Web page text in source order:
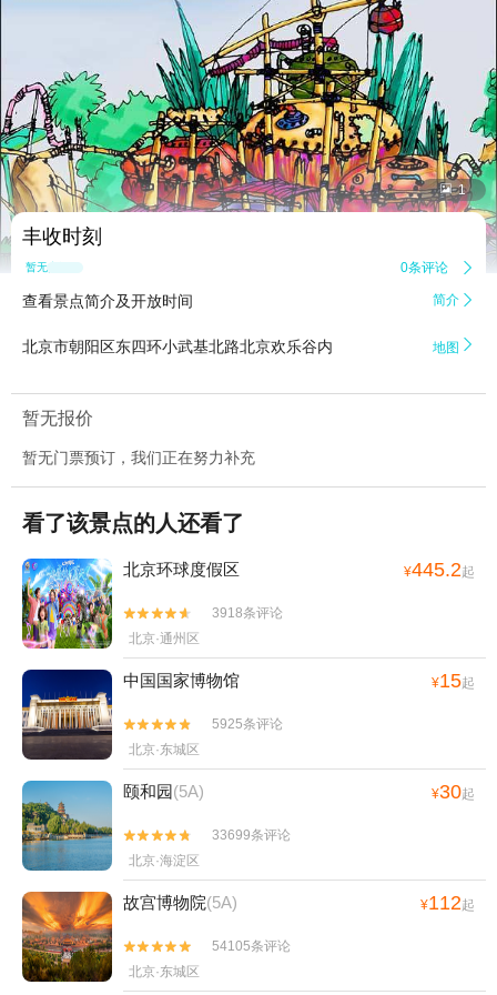
 1
丰收时刻
暂无点评 0条评论 
查看景点简介及开放时间 简介 
北京市朝阳区东四环小武基北路北京欢乐谷内 地图 
暂无报价
暂无门票预订，我们正在努力补充
看了该景点的人还看了
北京环球度假区 ¥445.2起


3918条评论
北京·通州区
中国国家博物馆 ¥15起


5925条评论
北京·东城区
颐和园(5A) ¥30起


33699条评论
北京·海淀区
故宫博物院(5A) ¥112起


54105条评论
北京·东城区